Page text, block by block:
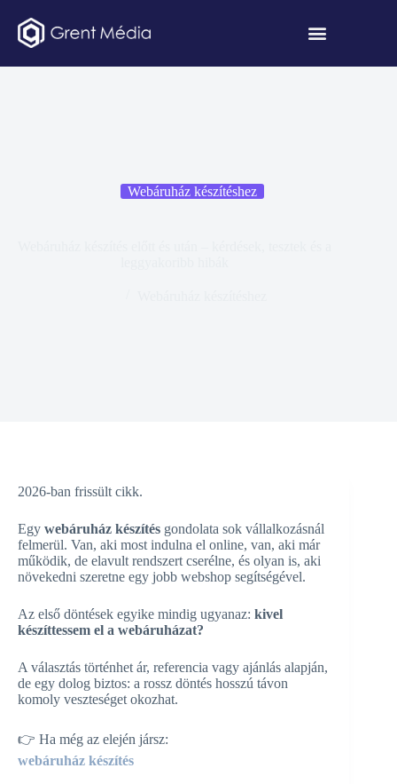
Webáruház készítéshez
2026-ban frissült cikk.
Egy webáruház készítés gondolata sok vállalkozásnál
felmerül. Van, aki most indulna el online, van, aki már
működik, de elavult rendszert cserélne, és olyan is, aki
növekedni szeretne egy jobb webshop segítségével.
Az első döntések egyike mindig ugyanaz: kivel
készíttessem el a webáruházat?
A választás történhet ár, referencia vagy ajánlás alapján,
de egy dolog biztos: a rossz döntés hosszú távon
komoly veszteséget okozhat.
👉 Ha még az elején jársz:
webáruház készítés